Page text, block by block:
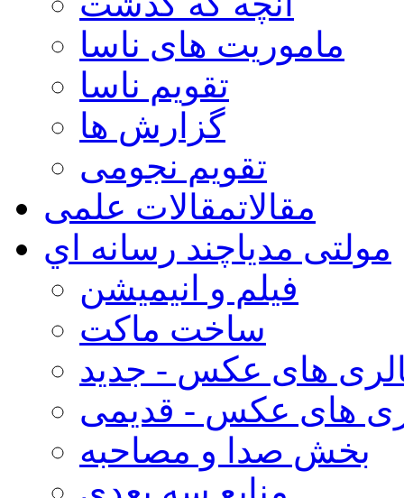
ماموریت های ناسا
تقویم ناسا
گزارش ها
تقویم نجومی
مقالاتمقالات علمی
مولتی مدیاچند رسانه اي
فیلم و انیمیشن
ساخت ماکت
های عکس - جدید
های عکس - قدیمی
بخش صدا و مصاحبه